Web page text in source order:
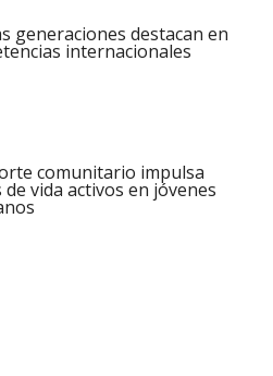
generaciones destacan en
internacionales
comunitario impulsa
de vida activos en jóvenes